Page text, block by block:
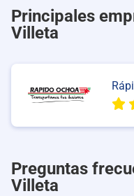
Principales
Villeta
Preguntas
Villeta